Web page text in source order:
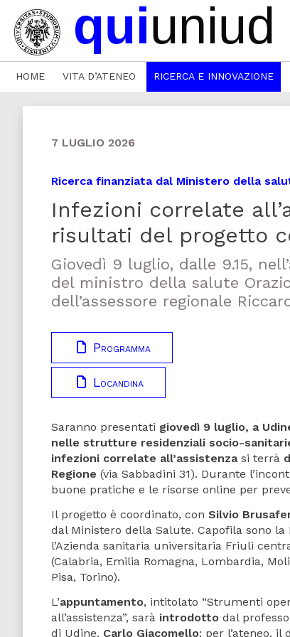
HOME VITA D’ATENEO RICERCA E INNOVAZIONE
7 LUGLIO 2026
Ricerca finanziata dal Ministero della
Infezioni correlate
risultati del progetto
Giovedì 9 luglio, dalle 9.15,
del ministro della salute
dell’assessore regionale
Programma
Locandina
Saranno presentati giovedì 9 luglio, a
nelle strutture residenziali socio-
infezioni correlate all’assistenzasi terrà
Regione (via Sabbadini 31). Durante
buone pratiche e le risorse online per
Il progetto è coordinato, con Silvio
dal Ministero della Salute. Capofila sono la
l’Azienda sanitaria universitaria Friuli
(Calabria, Emilia Romagna, Lombardia,
Pisa, Torino).
L’appuntamento, intitolato “Strumenti
all’assistenza”, sarà introdotto dal
di Udine, Carlo Giacomello; per l’ateneo, il